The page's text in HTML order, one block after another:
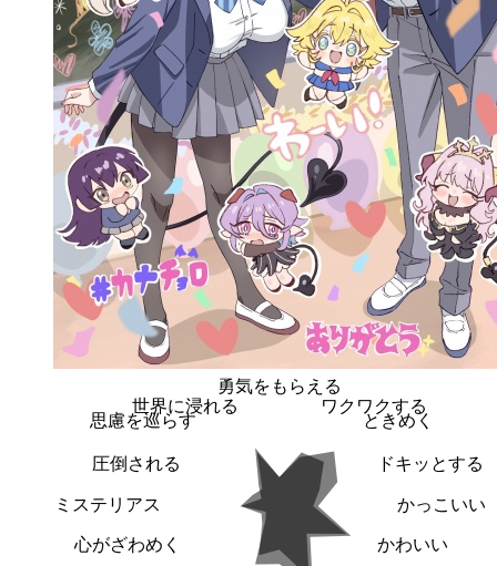
勇気をもらえる
ワクワクする
ときめく
ドキッとする
かっこいい
かわいい
心がざわめく
ミステリアス
圧倒される
思慮を巡らす
世界に浸れる